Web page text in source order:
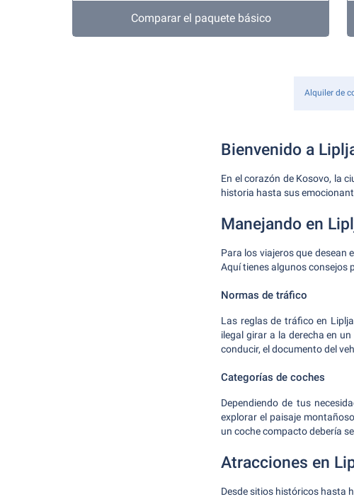
Comparar el paquete básico
Alquiler de
Bienvenido a
En el corazón de Kosovo, la
historia hasta sus
Manejando en
Para los viajeros que desean
Aquí tienes algunos consejos
Normas de tráfico
Las reglas de tráfico en
ilegal girar a la derecha en
conducir, el documento del
Categorías de coches
Dependiendo de tus
explorar el paisaje
un coche compacto debería
Atracciones en
Desde sitios históricos hasta